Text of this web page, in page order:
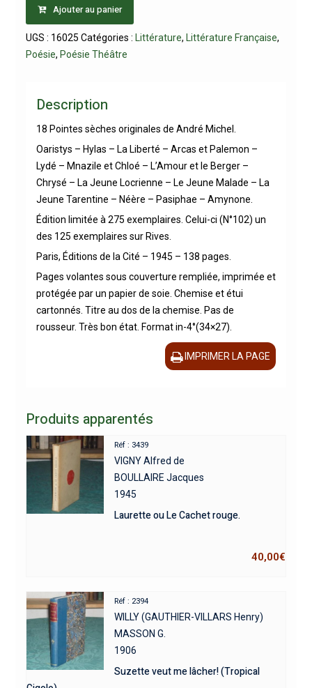
Ajouter au panier
UGS : 16025 Catégories : Littérature, Littérature Française,
Poésie, Poésie Théâtre
Description
18 Pointes sèches originales de André Michel.
Oaristys – Hylas – La Liberté – Arcas et Palemon –
Lydé – Mnazile et Chloé – L’Amour et le Berger –
Chrysé – La Jeune Locrienne – Le Jeune Malade – La
Jeune Tarentine – Néère – Pasiphae – Amynone.
Édition limitée à 275 exemplaires. Celui-ci (N°102) un
des 125 exemplaires sur Rives.
Paris, Éditions de la Cité – 1945 – 138 pages.
Pages volantes sous couverture rempliée, imprimée et
protégée par un papier de soie. Chemise et étui
cartonnés. Titre au dos de la chemise. Pas de
rousseur. Très bon état. Format in-4°(34×27).
IMPRIMER LA PAGE
Produits apparentés
Réf : 3439
VIGNY Alfred de
BOULLAIRE Jacques
1945
Laurette ou Le Cachet rouge.
40,00€
Réf : 2394
WILLY (GAUTHIER-VILLARS Henry)
MASSON G.
1906
Suzette veut me lâcher! (Tropical